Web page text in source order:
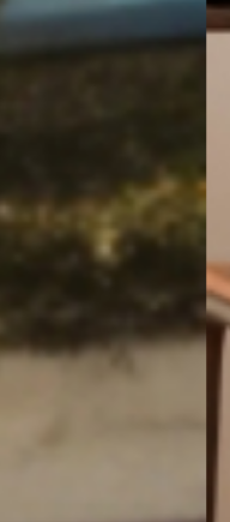
私達 物語